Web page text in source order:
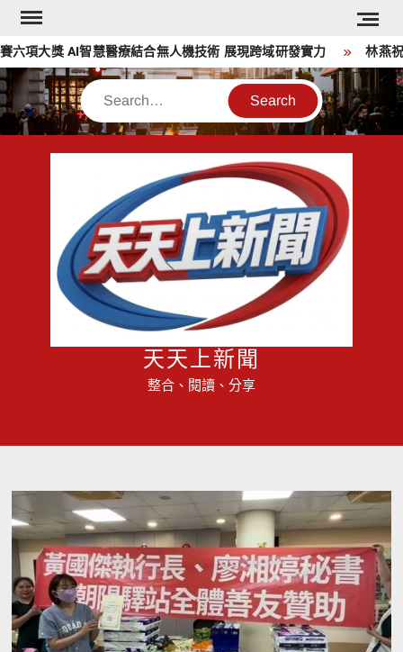
Skip
content
大獎 AI智慧醫療結合無人機技術 展現跨域研發實力 林燕祝：
Search
天天上新聞
整合、閱讀、分享